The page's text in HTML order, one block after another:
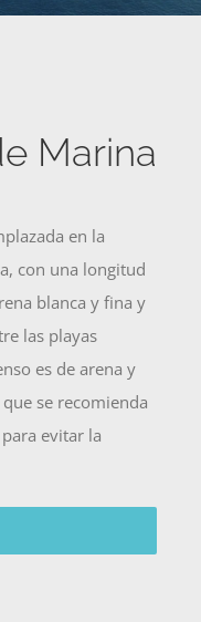
Marina
en la
con una longitud
blanca y fina y
las playas
es de arena y
se recomienda
evitar la